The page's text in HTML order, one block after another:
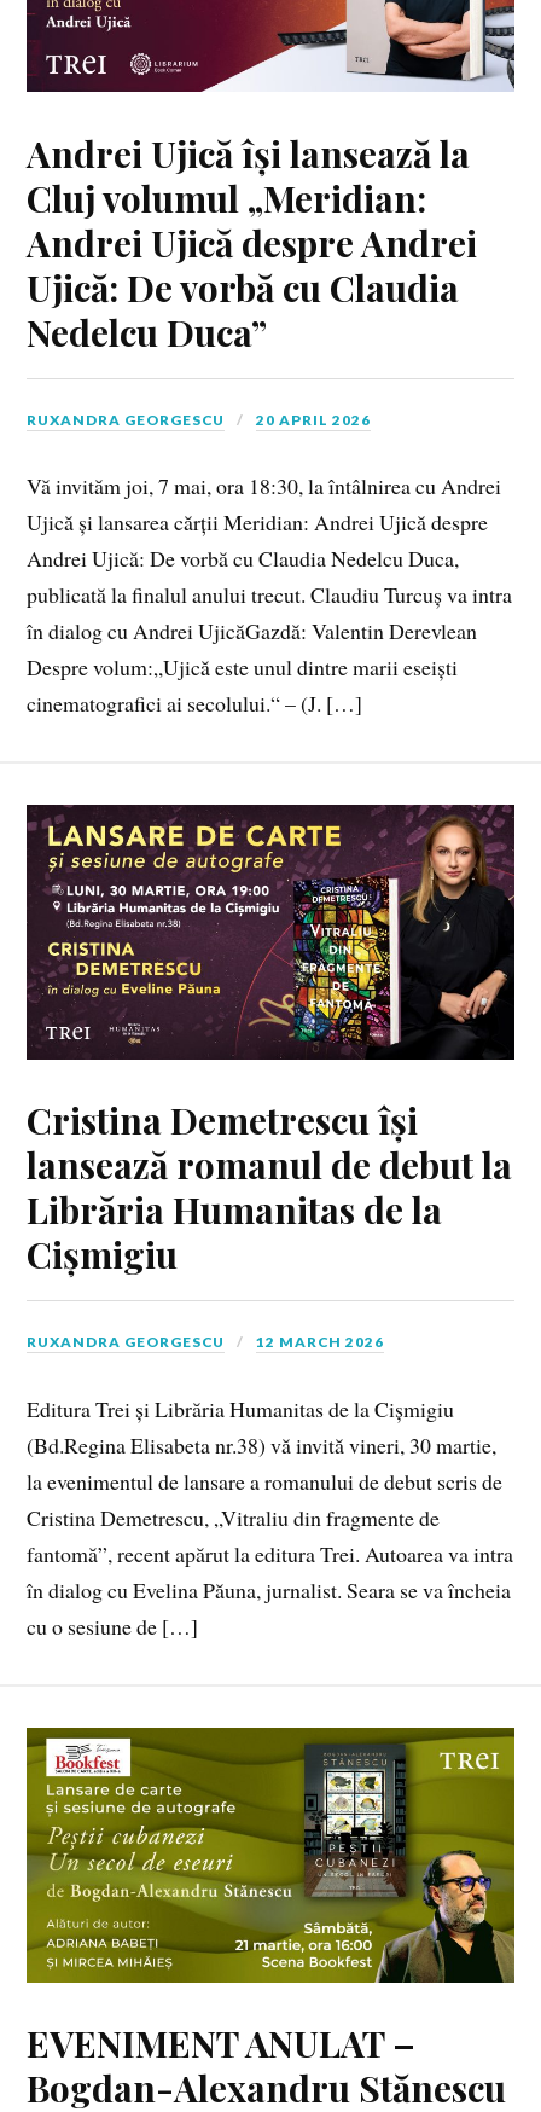
Andrei Ujică își lansează la
Cluj volumul „Meridian:
Andrei Ujică despre Andrei
Ujică: De vorbă cu Claudia
Nedelcu Duca”
RUXANDRA GEORGESCU 20 APRIL 2026
Vă invităm joi, 7 mai, ora 18:30, la întâlnirea cu Andrei
Ujică și lansarea cărții Meridian: Andrei Ujică despre
Andrei Ujică: De vorbă cu Claudia Nedelcu Duca,
publicată la finalul anului trecut. Claudiu Turcuș va intra
în dialog cu Andrei UjicăGazdă: Valentin Derevlean
Despre volum:„Ujică este unul dintre marii eseiști
cinematografici ai secolului.“ – (J. […]
Cristina Demetrescu își
lansează romanul de debut la
Librăria Humanitas de la
Cișmigiu
RUXANDRA GEORGESCU 12 MARCH 2026
Editura Trei și Librăria Humanitas de la Cișmigiu
(Bd.Regina Elisabeta nr.38) vă invită vineri, 30 martie,
la evenimentul de lansare a romanului de debut scris de
Cristina Demetrescu, „Vitraliu din fragmente de
fantomă”, recent apărut la editura Trei. Autoarea va intra
în dialog cu Evelina Păuna, jurnalist. Seara se va încheia
cu o sesiune de […]
EVENIMENT ANULAT –
Bogdan-Alexandru Stănescu